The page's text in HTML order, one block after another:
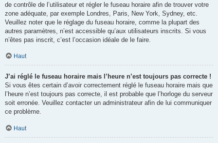
de contrôle de l’utilisateur et régler le fuseau horaire afin de trouver votre
zone adéquate, par exemple Londres, Paris, New York, Sydney, etc.
Veuillez noter que le réglage du fuseau horaire, comme la plupart des
autres paramètres, n’est accessible qu’aux utilisateurs inscrits. Si vous
n’êtes pas inscrit, c’est l’occasion idéale de le faire.
Haut
J’ai réglé le fuseau horaire mais l’heure n’est toujours pas correcte !
Si vous êtes certain d’avoir correctement réglé le fuseau horaire mais que
l’heure n’est toujours pas correcte, il est probable que l’horloge du serveur
soit erronée. Veuillez contacter un administrateur afin de lui communiquer
ce problème.
Haut